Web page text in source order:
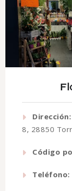
Dirección:
8, 28850
Código
Teléfono: